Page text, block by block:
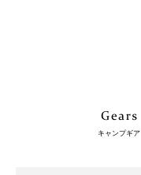
キャンプギア